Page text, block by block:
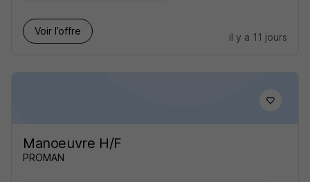
Voir l’offre
il y a 11 jours
Manoeuvre H/F
PROMAN